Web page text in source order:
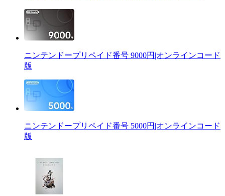
ニンテンドープリペイド番号 9000円|オンラインコード
版
ニンテンドープリペイド番号 5000円|オンラインコード
版